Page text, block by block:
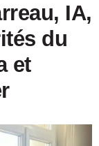
IA,
du
et